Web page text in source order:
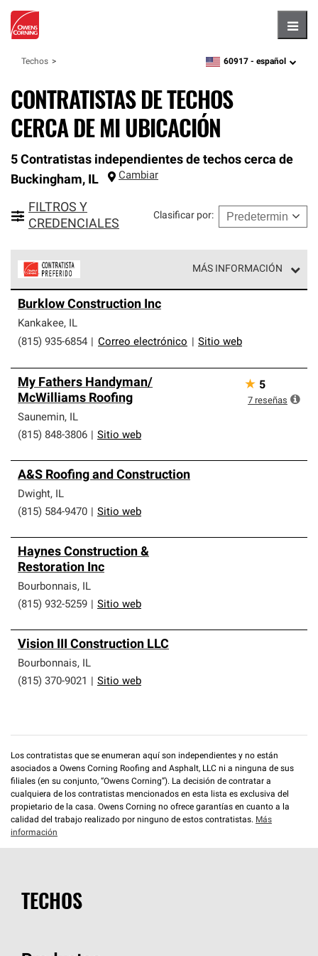
Techos zipcode, language
60917 - español
CONTRATISTAS DE TECHOS
CERCA DE MI UBICACIÓN
5 Contratistas independientes de techos cerca de
Buckingham, IL Cambiar
FILTROS Y
CREDENCIALES
Clasificar por:
MÁS INFORMACIÓN
parte de una red exclusiva de profesionales de techos
que cumplen con altos estándares y requisitos estrictos
de profesionalismo y confiabilidad.
Burklow Construction Inc
Kankakee, IL
(815) 935-6854
Correo electrónico Sitio web
My Fathers Handyman/
McWilliams Roofing
Saunemin, IL
(815) 848-3806
Sitio web
★ 5
7 reseñas
A&S Roofing and Construction
Dwight, IL
(815) 584-9470
Sitio web
Haynes Construction &
Restoration Inc
Bourbonnais, IL
(815) 932-5259
Sitio web
Vision III Construction LLC
Bourbonnais, IL
(815) 370-9021
Sitio web
Los contratistas que se enumeran aquí son independientes y no están
asociados a Owens Corning Roofing and Asphalt, LLC ni a ninguna de sus
filiales (en su conjunto, “Owens Corning”). La decisión de contratar a
cualquiera de los contratistas mencionados en esta lista es exclusiva del
propietario de la casa. Owens Corning no ofrece garantías en cuanto a la
calidad del trabajo realizado por ninguno de estos contratistas. Más
información
TECHOS